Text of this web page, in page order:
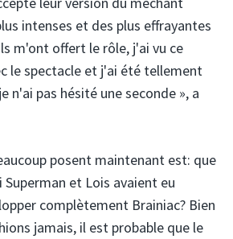
intenses et des plus effrayantes
m'ont offert le rôle, j'ai vu ce
le spectacle et j'ai été tellement
n'ai pas hésité une seconde », a
posent maintenant est: que
et Lois avaient eu
complètement Brainiac? Bien
jamais, il est probable que le